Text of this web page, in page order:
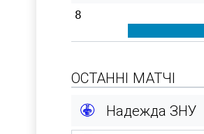
8
ОСТАННІ МАТЧІ
Надежда ЗНУ